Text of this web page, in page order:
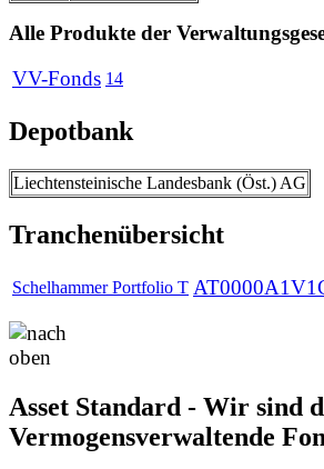
Alle Produkte der
VV-Fonds 14
Depotbank
Liechtensteinische Landesbank (Öst.) AG
Tranchenübersicht
Schelhammer Portfolio T
Asset Standard - Wir sind
Vermogensverwaltende